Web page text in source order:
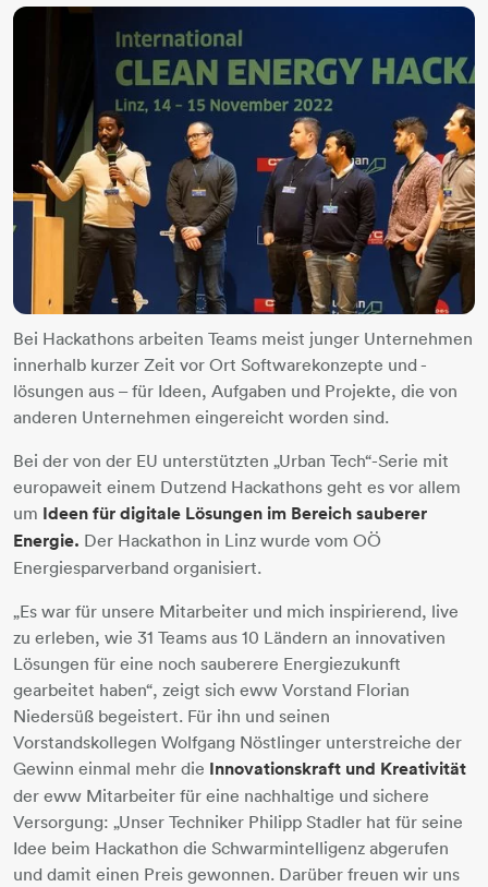
Bei Hackathons arbeiten Teams meist junger Unternehmen
innerhalb kurzer Zeit vor Ort Softwarekonzepte und -
lösungen aus – für Ideen, Aufgaben und Projekte, die von
anderen Unternehmen eingereicht worden sind.
Bei der von der EU unterstützten „Urban Tech“-Serie mit
europaweit einem Dutzend Hackathons geht es vor allem
um Ideen für digitale Lösungen im Bereich sauberer
Energie. Der Hackathon in Linz wurde vom OÖ
Energiesparverband organisiert.
„Es war für unsere Mitarbeiter und mich inspirierend, live
zu erleben, wie 31 Teams aus 10 Ländern an innovativen
Lösungen für eine noch sauberere Energiezukunft
gearbeitet haben“, zeigt sich eww Vorstand Florian
Niedersüß begeistert. Für ihn und seinen
Vorstandskollegen Wolfgang Nöstlinger unterstreiche der
Gewinn einmal mehr die Innovationskraft und Kreativität
der eww Mitarbeiter für eine nachhaltige und sichere
Versorgung: „Unser Techniker Philipp Stadler hat für seine
Idee beim Hackathon die Schwarmintelligenz abgerufen
und damit einen Preis gewonnen. Darüber freuen wir uns